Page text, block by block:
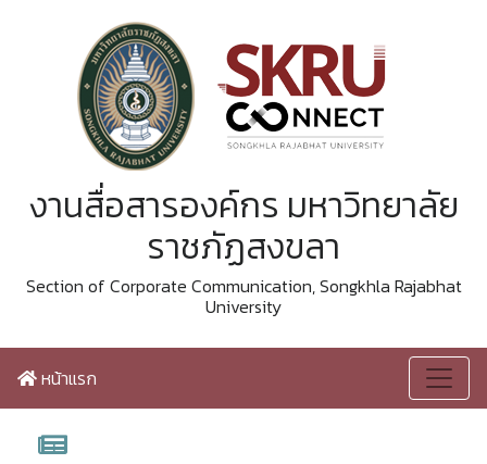
งานสื่อสารองค์กร มหาวิทยาลัย
ราชภัฏสงขลา
Section of Corporate Communication, Songkhla Rajabhat
University
หน้าแรก